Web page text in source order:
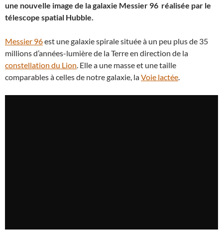
une nouvelle image de la galaxie Messier 96 réalisée par le
télescope spatial Hubble.
Messier 96est une galaxie spirale située à un peu plus de 35
millions d’années-lumière de la Terre en direction de la
constellation du Lion. Elle a une masse et une taille
comparables à celles de notre galaxie, laVoie lactée.